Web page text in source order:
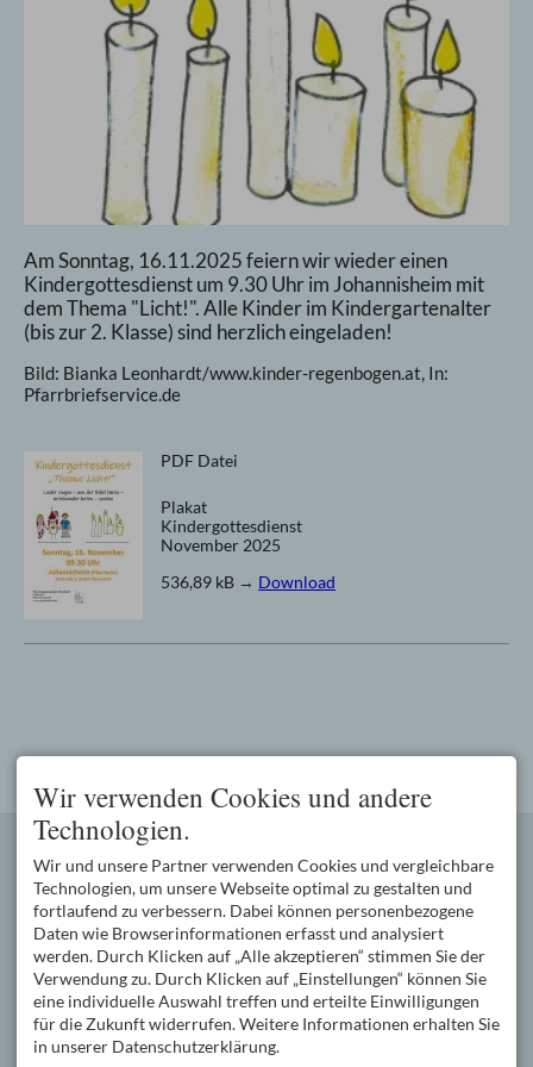
Am Sonntag, 16.11.2025 feiern wir wieder einen
Kindergottesdienst um 9.30 Uhr im Johannisheim mit
dem Thema "Licht!". Alle Kinder im Kindergartenalter
(bis zur 2. Klasse) sind herzlich eingeladen!
Bild: Bianka Leonhardt/www.kinder-regenbogen.at, In:
Pfarrbriefservice.de
PDF Datei
Plakat
Kindergottesdienst
November 2025
536,89 kB → Download
KONTAKT
Kath. Pfarramt Oberstdorf
Oststraße 2
87561 Oberstdorf
DEUTSCHLAND
Tel.+49 8322 977 550
Fax +49 8322 977 55 99
pg.oberstdorf@bistum-
augsburg.de
Die Pfarreiengemeinschaft
Oberstdorf mit den Pfarreien
Oberstdorf (3600
Katholiken), Schöllang (800
Katholiken) und Tiefenbach
(400 Katholiken) wird von
Pfarrer Wolfgang Schnabel
geleitet.
SERVICE
ÖFFNUNGSZEITEN DES
PFARRBÜROS
Wir verwenden Cookies und andere
Technologien.
Wir und unsere Partner verwenden Cookies und vergleichbare
Technologien, um unsere Webseite optimal zu gestalten und
fortlaufend zu verbessern. Dabei können personenbezogene
Daten wie Browserinformationen erfasst und analysiert
werden. Durch Klicken auf „Alle akzeptieren“ stimmen Sie der
Verwendung zu. Durch Klicken auf „Einstellungen“ können Sie
eine individuelle Auswahl treffen und erteilte Einwilligungen
für die Zukunft widerrufen. Weitere Informationen erhalten Sie
in unserer Datenschutzerklärung.